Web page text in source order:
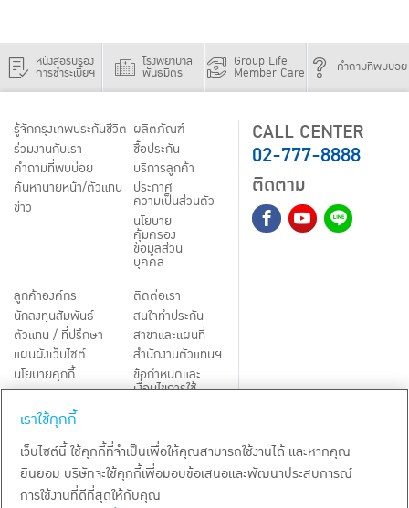
หนังสือรับรอง
การชำระเบี้ยฯ
โรงพยาบาล
พันธมิตร
Group Life
Member Care คำถามที่พบบ่อย
รู้จักกรุงเทพประกันชีวิต
ร่วมงานกับเรา
คำถามที่พบบ่อย
ค้นหานายหน้า/ตัวแทน
ข่าว
ผลิตภัณฑ์
ชื้อประกัน
บริการลูกค้า
ประกาศ
ความเป็นส่วนตัว
นโยบาย
คุ้มครอง
ข้อมูลส่วน
บุคคล
ลูกค้าองค์กร
นักลงทุนสัมพันธ์
ตัวแทน / ที่ปรึกษา
แผนผังเว็บไซต์
นโยบายคุกกี้
Third-Party Notices
ติดต่อเรา
สนใจทำประกัน
สาขาและแผนที่
สำนักงานตัวแทนฯ
ข้อกำหนดและ
เงื่อนไขการใช้
CALL CENTER
02-777-8888
ติดตาม
TH EN
สงวนลิขสิทธิ์ พ.ศ.2569
เราใช้คุกกี้
เว็บไซต์นี้ ใช้คุกกี้ที่จำเป็นเพื่อให้คุณสามารถใช้งานได้ และหากคุณ
ยินยอม บริษัทจะใช้คุกกี้เพื่อมอบข้อเสนอและพัฒนาประสบการณ์
การใช้งานที่ดีที่สุดให้กับคุณ